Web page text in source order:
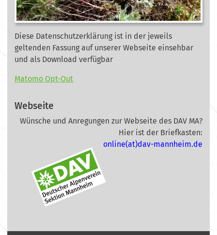
Diese Datenschutzerklärung ist in der jeweils
geltenden Fassung auf unserer Webseite einsehbar
und als Download verfügbar
Matomo Opt-Out
Webseite
Wünsche und Anregungen zur Webseite des DAV MA?
Hier ist der Briefkasten:
online(at)dav-mannheim.de